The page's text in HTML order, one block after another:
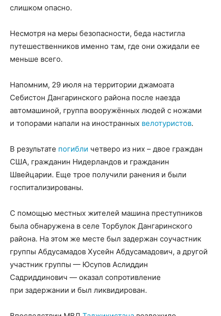
слишком опасно.
Несмотря на меры безопасности, беда настигла
путешественников именно там, где они ожидали ее
меньше всего.
Напомним, 29 июля на территории джамоата
Себистон Дангаринского района после наезда
автомашиной, группа вооружённых людей с ножами
и топорами напали на иностранных велотуристов.
В результате погибли четверо из них – двое граждан
США, гражданин Нидерландов и гражданин
Швейцарии. Еще трое получили ранения и были
госпитализированы.
С помощью местных жителей машина преступников
была обнаружена в селе Торбулок Дангаринского
района. На этом же месте был задержан соучастник
группы Абдусамадов Хусейн Абдусамадович, а другой
участник группы — Юсупов Аслиддин
Садриддинович — оказал сопротивление
при задержании и был ликвидирован.